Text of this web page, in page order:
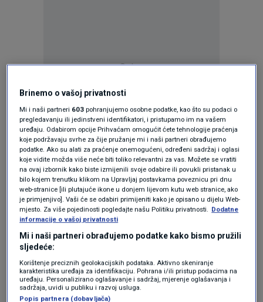
Oglas
Oglas
Brinemo o vašoj privatnosti
Mi i naši partneri 603 pohranjujemo osobne podatke, kao što su podaci o
pregledavanju ili jedinstveni identifikatori, i pristupamo im na vašem
uređaju. Odabirom opcije Prihvaćam omogućit ćete tehnologije praćenja
koje podržavaju svrhe za čije pružanje mi i naši partneri obrađujemo
podatke. Ako su alati za praćenje onemogućeni, određeni sadržaj i oglasi
koje vidite možda više neće biti toliko relevantni za vas. Možete se vratiti
na ovaj izbornik kako biste izmijenili svoje odabire ili povukli pristanak u
bilo kojem trenutku klikom na Upravljaj postavkama poveznicu pri dnu
web-stranice [ili plutajuće ikone u donjem lijevom kutu web stranice, ako
je primjenjivo]. Vaši će se odabiri primijeniti kako je opisano u dijelu Web-
mjesto. Za više pojedinosti pogledajte našu Politiku privatnosti. Dodatne
informacije o vašoj privatnosti
Mi i naši partneri obrađujemo podatke kako bismo pružili
sljedeće:
Korištenje preciznih geolokacijskih podataka. Aktivno skeniranje
karakteristika uređaja za identifikaciju. Pohrana i/ili pristup podacima na
uređaju. Personalizirano oglašavanje i sadržaj, mjerenje oglašavanja i
sadržaja, uvidi u publiku i razvoj usluga.
Popis partnera (dobavljača)